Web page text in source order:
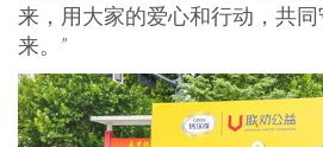
来，用大家的爱心和行动，共
来。”